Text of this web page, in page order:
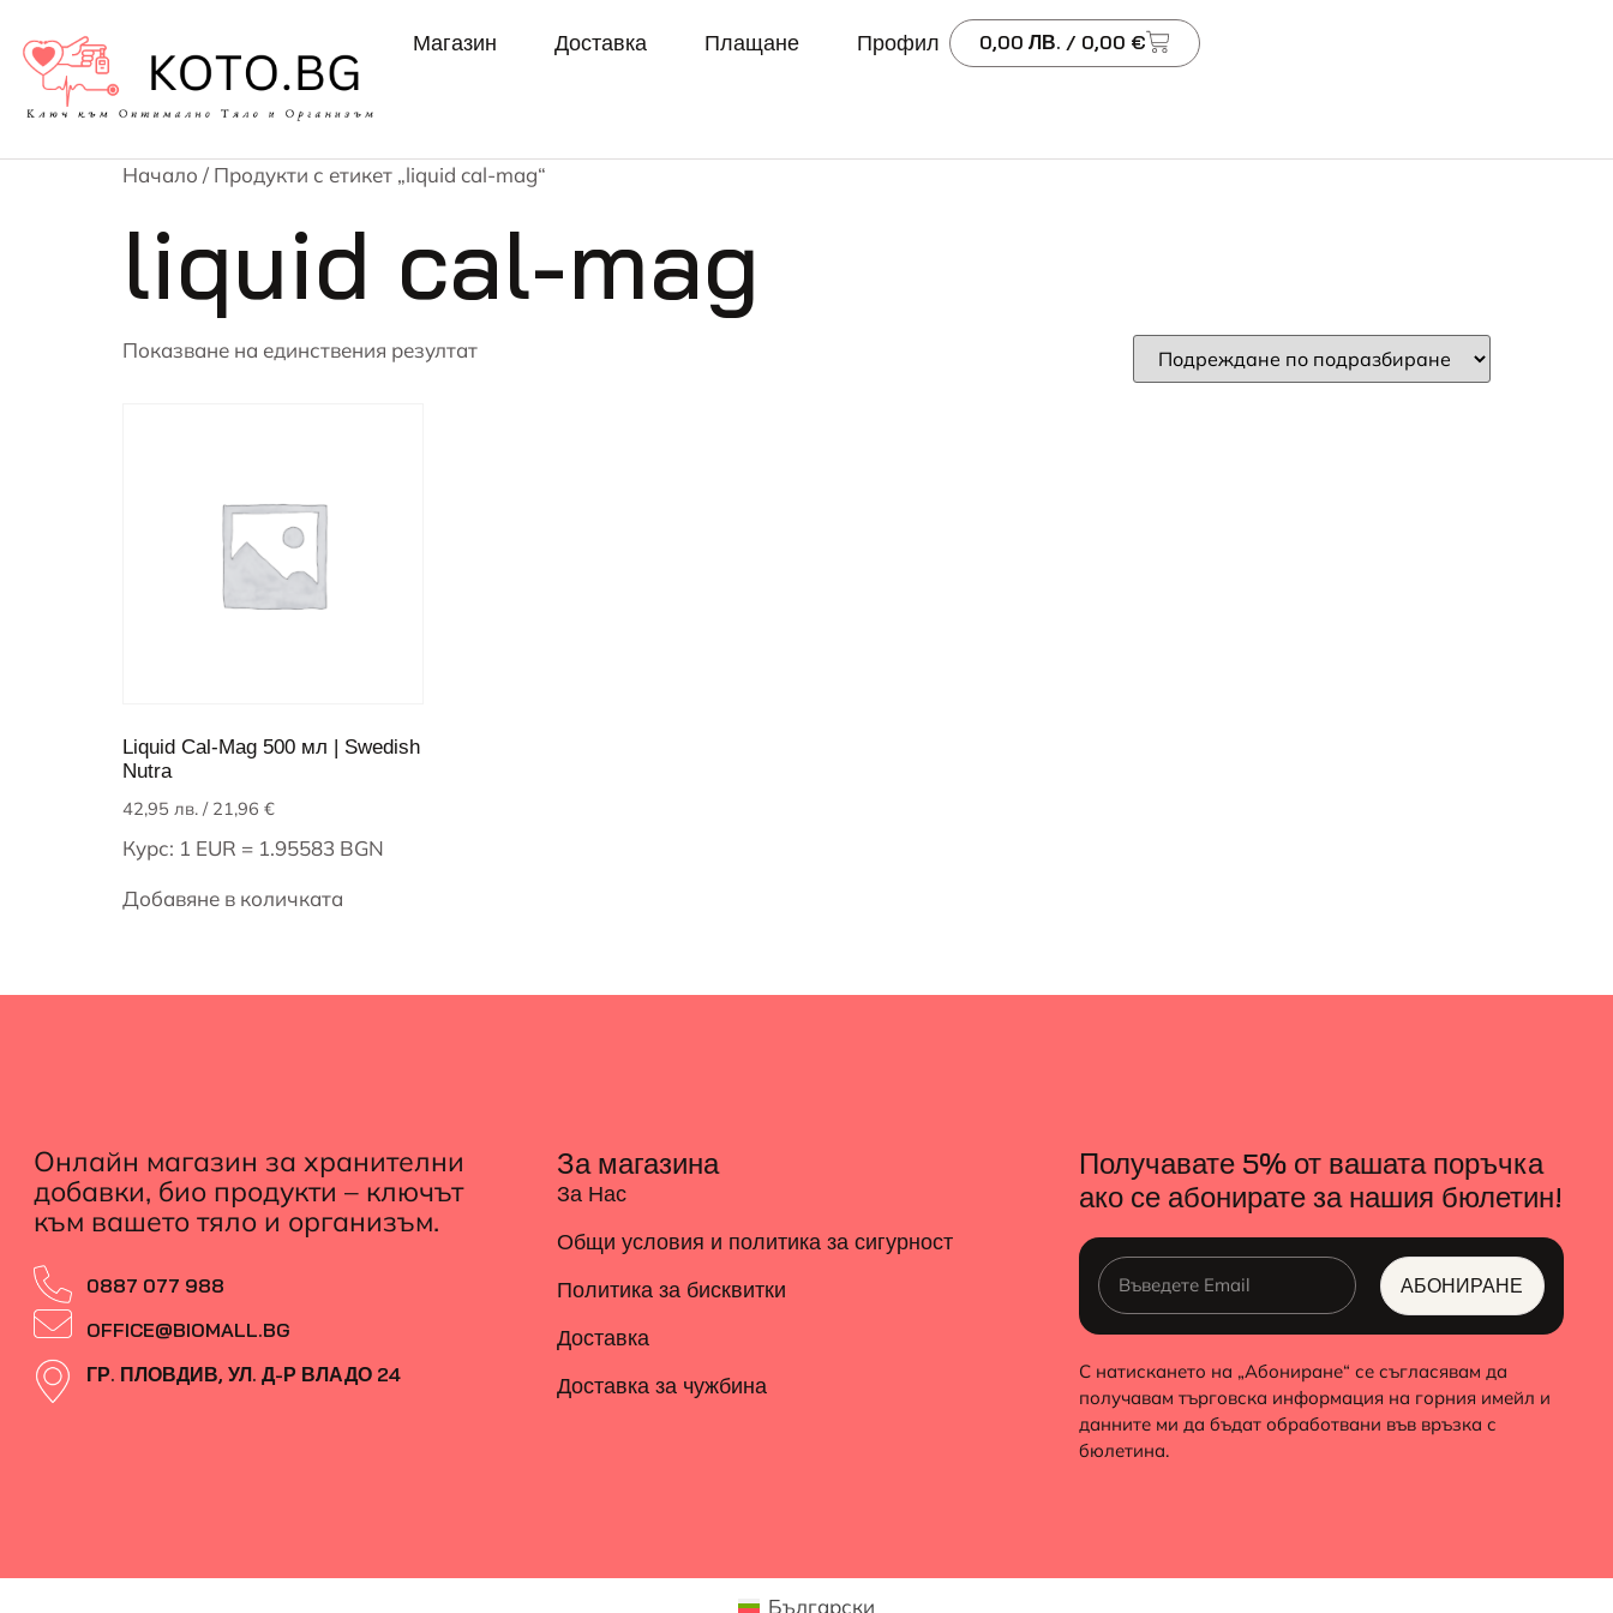
Магазин Доставка Плащане Профил 0,00 ЛВ. / 0,00 €
Начало / Продукти с етикет „liquid cal-mag“
liquid cal-mag
Показване на единствения резултат
Liquid Cal-Mag 500 мл | Swedish
Nutra
42,95 лв. / 21,96 €
Курс: 1 EUR = 1.95583 BGN
Добавяне в количката
Онлайн магазин за хранителни
добавки, био продукти – ключът
към вашето тяло и организъм.
0887 077 988
OFFICE@BIOMALL.BG
ГР. ПЛОВДИВ, УЛ. Д-Р ВЛАДО 24
За магазина
За Нас
Общи условия и политика за сигурност
Политика за бисквитки
Доставка
Доставка за чужбина
Получавате 5% от вашата поръчка
ако се абонирате за нашия бюлетин!
АБОНИРАНЕ
ALTERNATIVE:
С натискането на „Абониране“ се съгласявам да
получавам търговска информация на горния имейл и
данните ми да бъдат обработвани във връзка с
бюлетина.
Български